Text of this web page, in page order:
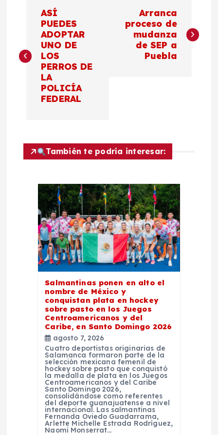
v
c
ASÍ
PUEDES
ADOPTAR
UNO DE
LOS
PERROS DE
LA
POLICÍA
FEDERAL
Arranca
proceso de
mudanza
de SEP a
Puebla
También te podría interesar:
Salmantinas ponen en alto el
nombre de México y
conquistan plata en hockey
sobre pasto en los Juegos
Centroamericanos y del
Caribe, en Santo Domingo 2026
agosto 7, 2026
Cuatro deportistas originarias de
Salamanca formaron parte de la
selección mexicana femenil de
hockey sobre pasto que conquistó
la medalla de plata en los Juegos
Centroamericanos y del Caribe
Santo Domingo 2026,
consolidándose como referentes
del deporte guanajuatense a nivel
internacional. Las salmantinas
Fernanda Oviedo Guadarrama,
Arlette Michelle Estrada Rodríguez,
Naomi Monserrat…